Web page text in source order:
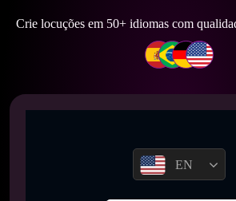
Crie locuções em 50+ idiomas com
EN